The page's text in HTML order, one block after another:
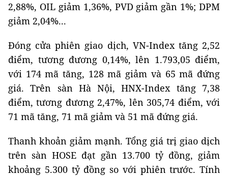
2,88%, OIL giảm 1,36%, PVD giảm gần 1%; DPM
giảm 2,04%...
Đóng cửa phiên giao dịch, VN-Index tăng 2,52
điểm, tương đương 0,14%, lên 1.793,05 điểm,
với 174 mã tăng, 128 mã giảm và 65 mã đứng
giá. Trên sàn Hà Nội, HNX-Index tăng 7,38
điểm, tương đương 2,47%, lên 305,74 điểm, với
71 mã tăng, 71 mã giảm và 51 mã đứng giá.
Thanh khoản giảm mạnh. Tổng giá trị giao dịch
trên sàn HOSE đạt gần 13.700 tỷ đồng, giảm
khoảng 5.300 tỷ đồng so với phiên trước. Tính